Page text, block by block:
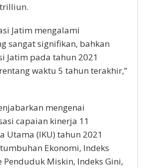
Jatim mengalami
sangat signifikan, bahkan
Jatim pada tahun 2021
waktu 5 tahun terakhir,”
mengenai
capaian kinerja 11
Utama (IKU) tahun 2021
Ekonomi, Indeks
Penduduk Miskin, Indeks Gini,